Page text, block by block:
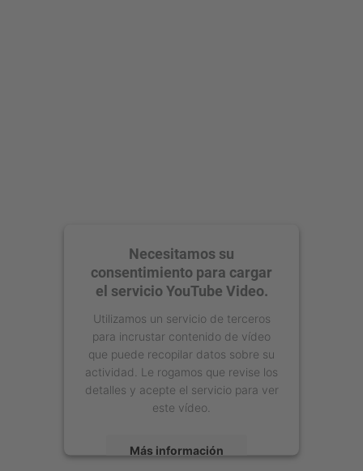
Necesitamos su
consentimiento para cargar
el servicio YouTube Video.
Utilizamos un servicio de terceros
para incrustar contenido de vídeo
que puede recopilar datos sobre su
actividad. Le rogamos que revise los
detalles y acepte el servicio para ver
este vídeo.
Más información